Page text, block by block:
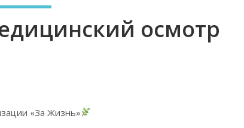
осмотр
«За Жизнь»